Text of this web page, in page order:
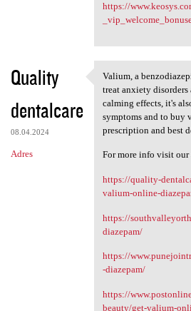
https://
Quality
dentalcare
08.04.2024
Adres
Valium, a
Valium, a
treat anxiety disorders
calming effects, it's
symptoms and to
prescription and best
For more info visit our
https://quality-
valium-online-
https://
diazepam/
https://
-diazepam/
https://
beauty/get-valium-